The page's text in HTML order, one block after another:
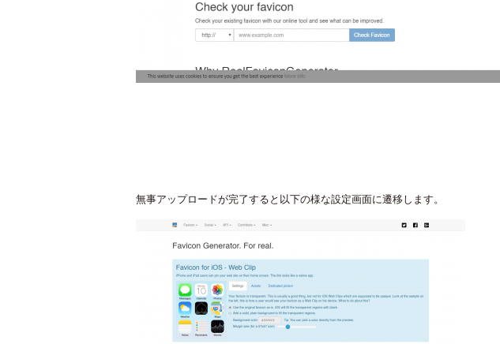
無事アップロードが完了すると以下の様な設定画面に遷移します。